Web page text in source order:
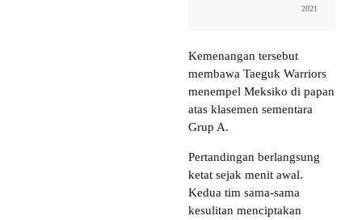
2021
Kemenangan tersebut
membawa Taeguk Warriors
menempel Meksiko di papan
atas klasemen sementara
Grup A.
Pertandingan berlangsung
ketat sejak menit awal.
Kedua tim sama-sama
kesulitan menciptakan